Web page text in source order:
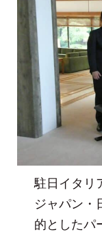
駐日イタリ
ジャパン・
的としたパ